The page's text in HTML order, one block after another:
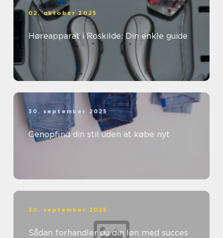
02. oktober 2025
Høreapparat i Roskilde: Din enkle guide
30. september 2025
Genopfind din stil uden at købe nyt
30. september 2025
Sådan forhandler du din løn med succes